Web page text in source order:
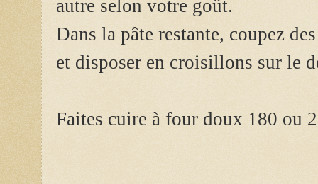
autre selon votre goût.
Dans la pâte restante, coupez
et disposer en croisillons sur le
Faites cuire à four doux 180 ou